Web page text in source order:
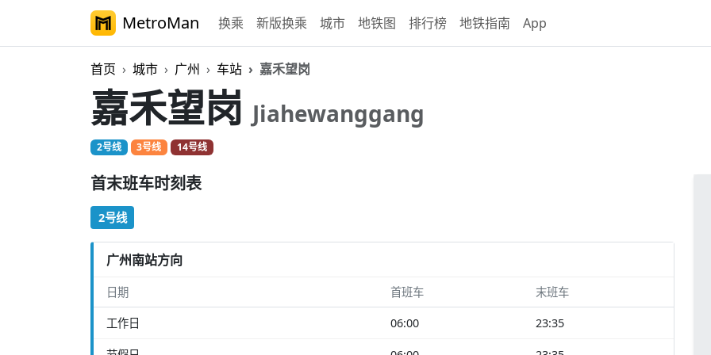
MetroMan 换乘 新版换乘 城市 地铁图 排行榜 地铁指南 App
首页 城市 广州 车站 嘉禾望岗
嘉禾望岗 Jiahewanggang
2号线 3号线 14号线
首末班车时刻表
2号线
广州南站方向
日期 首班车 末班车
工作日 06:00 23:35